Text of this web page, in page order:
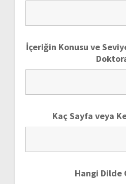
İçeriğin Konusu ve
Kaç Sayfa veya
Hangi Dilde